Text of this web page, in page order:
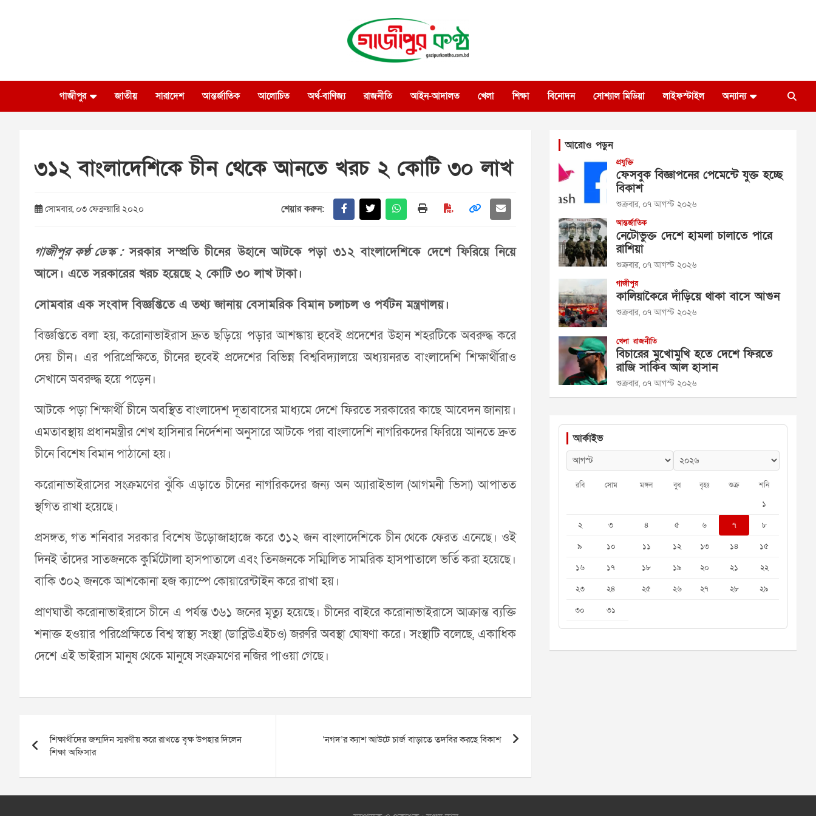
গাজীপুর কণ্ঠ
গাজীপুর জাতীয় সারাদেশ আন্তর্জাতিক আলোচিত অর্থ-বাণিজ্য রাজনীতি আইন-আদালত খেলা শিক্ষা বিনোদন সোশ্যাল মিডিয়া লাইফস্টাইল অন্যান্য
৩১২ বাংলাদেশিকে চীন থেকে আনতে খরচ ২ কোটি ৩০ লাখ
সোমবার, ০৩ ফেব্রুয়ারি ২০২০ শেয়ার করুন:
গাজীপুর কণ্ঠ ডেস্ক :সরকার সম্প্রতি চীনের উহানে আটকে পড়া ৩১২ বাংলাদেশিকে দেশে ফিরিয়ে নিয়ে
আসে। এতে সরকারের খরচ হয়েছে ২ কোটি ৩০ লাখ টাকা।
সোমবার এক সংবাদ বিজ্ঞপ্তিতে এ তথ্য জানায় বেসামরিক বিমান চলাচল ও পর্যটন মন্ত্রণালয়।
বিজ্ঞপ্তিতে বলা হয়, করোনাভাইরাস দ্রুত ছড়িয়ে পড়ার আশঙ্কায় হুবেই প্রদেশের উহান শহরটিকে অবরুদ্ধ করে
দেয় চীন। এর পরিপ্রেক্ষিতে, চীনের হুবেই প্রদেশের বিভিন্ন বিশ্ববিদ্যালয়ে অধ্যয়নরত বাংলাদেশি শিক্ষার্থীরাও
সেখানে অবরুদ্ধ হয়ে পড়েন।
আটকে পড়া শিক্ষার্থী চীনে অবস্থিত বাংলাদেশ দূতাবাসের মাধ্যমে দেশে ফিরতে সরকারের কাছে আবেদন জানায়।
এমতাবস্থায় প্রধানমন্ত্রীর শেখ হাসিনার নির্দেশনা অনুসারে আটকে পরা বাংলাদেশি নাগরিকদের ফিরিয়ে আনতে দ্রুত
চীনে বিশেষ বিমান পাঠানো হয়।
করোনাভাইরাসের সংক্রমণের ঝুঁকি এড়াতে চীনের নাগরিকদের জন্য অন অ্যারাইভাল (আগমনী ভিসা) আপাতত
স্থগিত রাখা হয়েছে।
প্রসঙ্গত, গত শনিবার সরকার বিশেষ উড়োজাহাজে করে ৩১২ জন বাংলাদেশিকে চীন থেকে ফেরত এনেছে। ওই
দিনই তাঁদের সাতজনকে কুর্মিটোলা হাসপাতালে এবং তিনজনকে সম্মিলিত সামরিক হাসপাতালে ভর্তি করা হয়েছে।
বাকি ৩০২ জনকে আশকোনা হজ ক্যাম্পে কোয়ারেন্টাইন করে রাখা হয়।
প্রাণঘাতী করোনাভাইরাসে চীনে এ পর্যন্ত ৩৬১ জনের মৃত্যু হয়েছে। চীনের বাইরে করোনাভাইরাসে আক্রান্ত ব্যক্তি
শনাক্ত হওয়ার পরিপ্রেক্ষিতে বিশ্ব স্বাস্থ্য সংস্থা (ডাব্লিউএইচও) জরুরি অবস্থা ঘোষণা করে। সংস্থাটি বলেছে, একাধিক
দেশে এই ভাইরাস মানুষ থেকে মানুষে সংক্রমণের নজির পাওয়া গেছে।
navigation
শিক্ষার্থীদের জন্মদিন স্মরণীয় করে রাখতে বৃক্ষ উপহার দিলেন
শিক্ষা অফিসার
‘নগদ’র ক্যাশ আউটে চার্জ বাড়াতে তদবির করছে বিকাশ
আরোও পড়ুন
প্রযুক্তি
ফেসবুক বিজ্ঞাপনের পেমেন্টে যুক্ত হচ্ছে
বিকাশ
শুক্রবার, ০৭ আগস্ট ২০২৬
আন্তর্জাতিক
নেটোভুক্ত দেশে হামলা চালাতে পারে
রাশিয়া
শুক্রবার, ০৭ আগস্ট ২০২৬
গাজীপুর
কালিয়াকৈরে দাঁড়িয়ে থাকা বাসে আগুন
শুক্রবার, ০৭ আগস্ট ২০২৬
খেলা রাজনীতি
বিচারের মুখোমুখি হতে দেশে ফিরতে
রাজি সাকিব আল হাসান
শুক্রবার, ০৭ আগস্ট ২০২৬
আর্কাইভ
রবি সোম মঙ্গল বুধ বৃহঃ শুক্র শনি
১
২
৩ ৪ ৫ ৬ ৭
৮
৯
১০ ১১ ১২ ১৩ ১৪
১৫
১৬
১৭ ১৮ ১৯ ২০ ২১
২২
২৩
২৪ ২৫ ২৬ ২৭ ২৮
২৯
৩০
৩১